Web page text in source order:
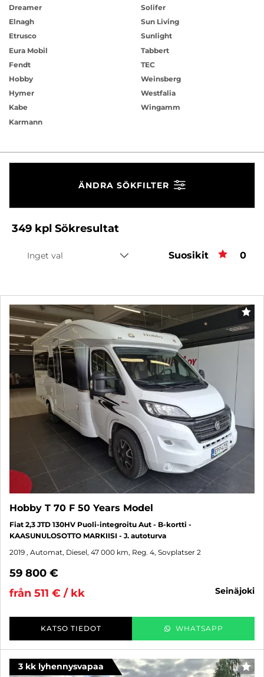
Dreamer
Elnagh
Etrusco
Eura Mobil
Fendt
Hobby
Hymer
Kabe
Karmann
Solifer
Sun Living
Sunlight
Tabbert
TEC
Weinsberg
Westfalia
Wingamm
ÄNDRA SÖKFILTER
349 kpl Sökresultat
Inget val Suosikit 0
Hobby T 70 F 50 Years Model
Fiat 2,3 JTD 130HV Puoli-integroitu Aut - B-kortti -
KAASUNULOSOTTO MARKIISI - J. autoturva
2019 , Automat, Diesel, 47 000 km, Reg. 4, Sovplatser 2
59 800 €
från 511 € / kk
seinäjoki
KATSO TIEDOT WHATSAPP
3 kk lyhennysvapaa